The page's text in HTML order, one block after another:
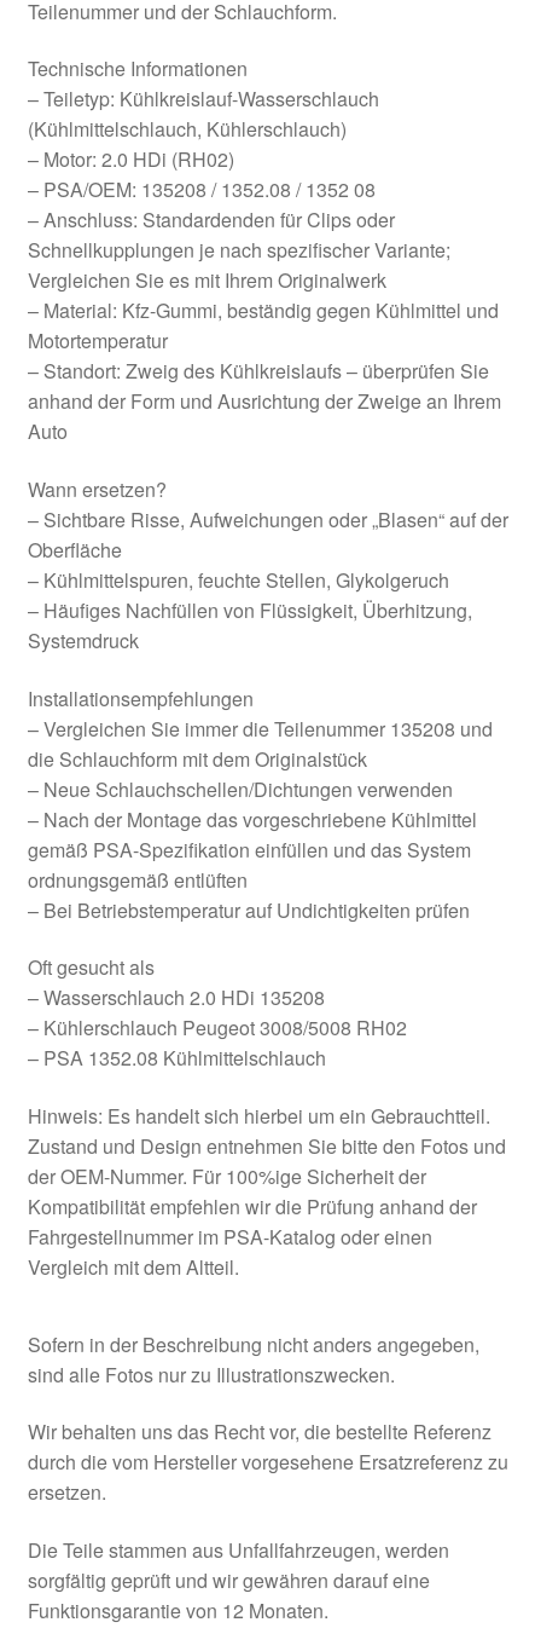
Teilenummer und der Schlauchform.
Technische Informationen
– Teiletyp: Kühlkreislauf-Wasserschlauch
(Kühlmittelschlauch, Kühlerschlauch)
– Motor: 2.0 HDi (RH02)
– PSA/OEM: 135208 / 1352.08 / 1352 08
– Anschluss: Standardenden für Clips oder
Schnellkupplungen je nach spezifischer Variante;
Vergleichen Sie es mit Ihrem Originalwerk
– Material: Kfz-Gummi, beständig gegen Kühlmittel und
Motortemperatur
– Standort: Zweig des Kühlkreislaufs – überprüfen Sie
anhand der Form und Ausrichtung der Zweige an Ihrem
Auto
Wann ersetzen?
– Sichtbare Risse, Aufweichungen oder „Blasen“ auf der
Oberfläche
– Kühlmittelspuren, feuchte Stellen, Glykolgeruch
– Häufiges Nachfüllen von Flüssigkeit, Überhitzung,
Systemdruck
Installationsempfehlungen
– Vergleichen Sie immer die Teilenummer 135208 und
die Schlauchform mit dem Originalstück
– Neue Schlauchschellen/Dichtungen verwenden
– Nach der Montage das vorgeschriebene Kühlmittel
gemäß PSA-Spezifikation einfüllen und das System
ordnungsgemäß entlüften
– Bei Betriebstemperatur auf Undichtigkeiten prüfen
Oft gesucht als
– Wasserschlauch 2.0 HDi 135208
– Kühlerschlauch Peugeot 3008/5008 RH02
– PSA 1352.08 Kühlmittelschlauch
Hinweis: Es handelt sich hierbei um ein Gebrauchtteil.
Zustand und Design entnehmen Sie bitte den Fotos und
der OEM-Nummer. Für 100%ige Sicherheit der
Kompatibilität empfehlen wir die Prüfung anhand der
Fahrgestellnummer im PSA-Katalog oder einen
Vergleich mit dem Altteil.
Sofern in der Beschreibung nicht anders angegeben,
sind alle Fotos nur zu Illustrationszwecken.
Wir behalten uns das Recht vor, die bestellte Referenz
durch die vom Hersteller vorgesehene Ersatzreferenz zu
ersetzen.
Die Teile stammen aus Unfallfahrzeugen, werden
sorgfältig geprüft und wir gewähren darauf eine
Funktionsgarantie von 12 Monaten.